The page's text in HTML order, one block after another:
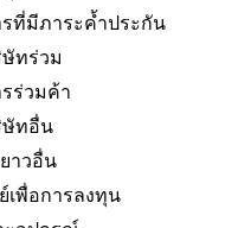
รที่มีภาระค้ำประกัน
ษัทร่วม
ร่วมค้า
ษัทอื่น
าวอื่น
เพื่อการลงทุน